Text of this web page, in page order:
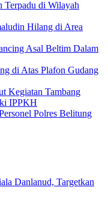
Terpadu di Wilayah
Hilang di Area
Asal Beltim Dalam
di Atas Plafon Gudang
Kegiatan Tambang
IPPKH
Polres Belitung
Danlanud, Targetkan